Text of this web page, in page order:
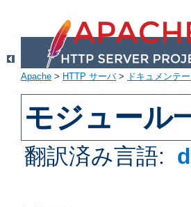
Apache > HTTP サーバ> ドキュメンテ
モジュール
翻訳済み言語: